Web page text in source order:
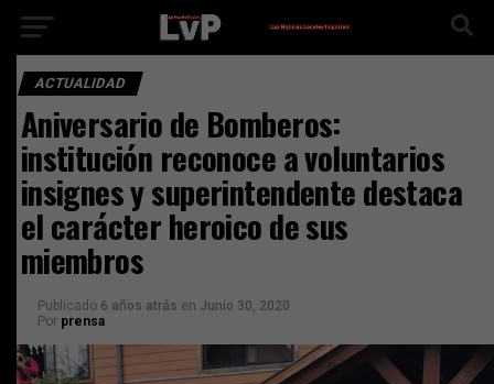
ACTUALIDAD
Aniversario de Bomberos:
institución reconoce a voluntarios
insignes y superintendente destaca
el carácter heroico de sus
miembros
Publicado 6 años atrás en Junio 30, 2020
Por prensa